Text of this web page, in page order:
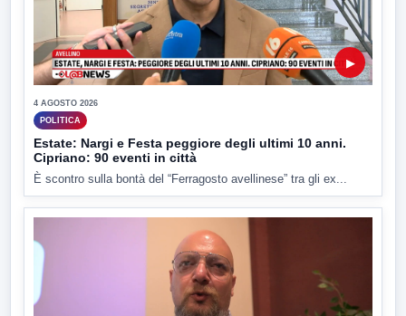
▶
4 AGOSTO 2026
POLITICA
Estate: Nargi e Festa peggiore degli ultimi 10 anni.
Cipriano: 90 eventi in città
È scontro sulla bontà del “Ferragosto avellinese” tra gli ex...